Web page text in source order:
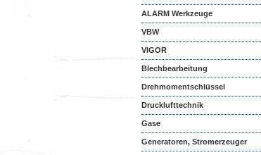
ALARM Werkzeuge
VBW
VIGOR
Blechbearbeitung
Drehmomentschlüssel
Drucklufttechnik
Gase
Generatoren, Stromerzeuger